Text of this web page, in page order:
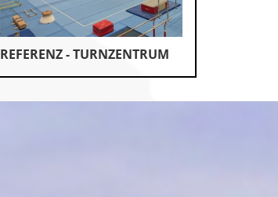
REFERENZ - TURNZENTRUM